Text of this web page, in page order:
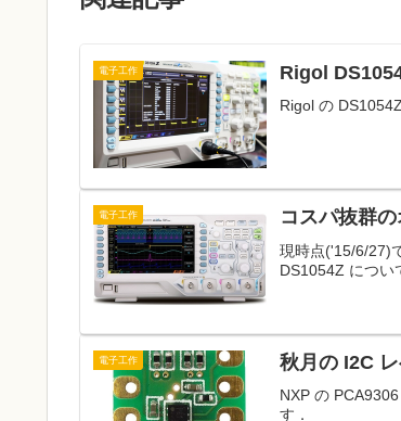
電子工作 Rigol
Rigol の
電子工作 コスパ抜群
現時点('15/6/27)
DS1054Z につい
電子工作 秋月の I2C
NXP の
す．